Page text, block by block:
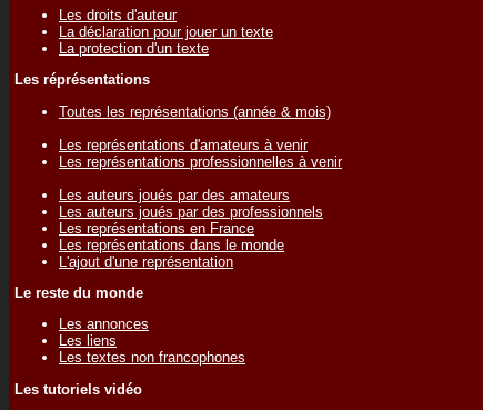
Les droits d'auteur
La déclaration pour jouer un texte
La protection d'un texte
Les réprésentations
Toutes les représentations (année & mois)
Les représentations d'amateurs à venir
Les représentations professionnelles à venir
Les auteurs joués par des amateurs
Les auteurs joués par des professionnels
Les représentations en France
Les représentations dans le monde
L'ajout d'une représentation
Le reste du monde
Les annonces
Les liens
Les textes non francophones
Les tutoriels vidéo